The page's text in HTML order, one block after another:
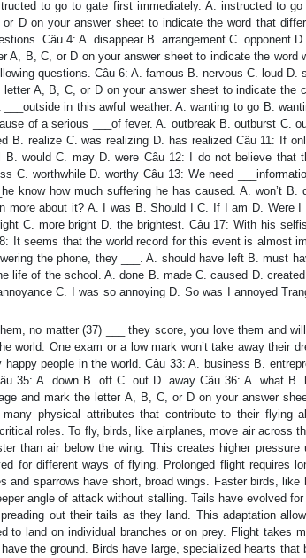
to go to gate first immediately. A. instructed to
D on your answer sheet to indicate the word that
Câu 4: A. disappear B. arrangement C. opponent
B, C, or D on your answer sheet to indicate the word
questions. Câu 6: A. famous B. nervous C. loud D.
A, B, C, or D on your answer sheet to indicate the
in this awful weather. A. wanting to go B.
of a serious ___of fever. A. outbreak B. outburst C.
B. realize C. was realizing D. has realized Câu 11: If
would C. may D. were Câu 12: I do not believe that
C. worthwhile D. worthy Câu 13: We need
know how much suffering he has caused. A. won’t B.
more about it? A. I was B. Should I C. If I am D. Were
C. more bright D. the brightest. Câu 17: With his
It seems that the world record for this event is almost
the phone, they ___. A. should have left B. must
life of the school. A. done B. made C. caused D.
C. I was so annoying D. So was I annoyed
no matter (37) ___ they score, you love them and
world. One exam or a low mark won’t take away their
people in the world. Câu 33: A. business B.
35: A. down B. off C. out D. away Câu 36: A. what B.
and mark the letter A, B, C, or D on your answer
physical attributes that contribute to their flying
roles. To fly, birds, like airplanes, move air across
than air below the wing. This creates higher pressure
for different ways of flying. Prolonged flight requires
and sparrows have short, broad wings. Faster birds, like
angle of attack without stalling. Tails have evolved
out their tails as they land. This adaptation
land on individual branches or on prey. Flight takes
the ground. Birds have large, specialized hearts that